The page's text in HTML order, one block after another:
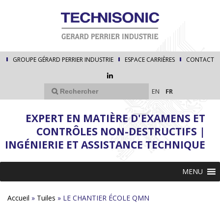
GROUPE GÉRARD PERRIER INDUSTRIE ESPACE CARRIÈRES CONTACT
EN FR
EXPERT EN MATIÈRE D'EXAMENS ET
CONTRÔLES NON-DESTRUCTIFS |
INGÉNIERIE ET ASSISTANCE TECHNIQUE
MENU
Accueil » Tuiles » LE CHANTIER ÉCOLE QMN